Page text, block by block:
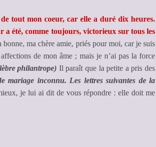
tout mon coeur, car elle a duré dix heures.
a été, comme toujours, victorieux sur tous les
bonne, ma chère amie, priés pour moi, car je suis
de mon âme ; mais je n’ai pas la force
philantrope) Il paraît que la petite a pris des
mariage inconnu. Les lettres suivantes de la
je lui ai dit de vous répondre : elle doit me